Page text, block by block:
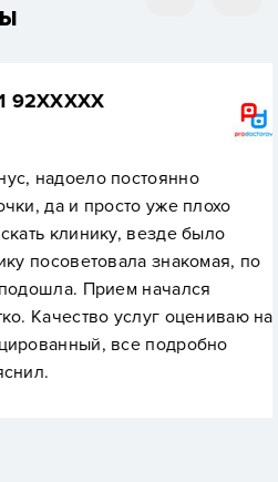
постоянно
да и просто уже плохо
клинику, везде было
знакомая, по
Прием начался
услуг оцениваю на
все подробно